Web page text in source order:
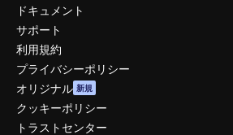
ドキュメント
サポート
利用規約
プライバシーポリシー
オリジナル 新規
クッキーポリシー
トラストセンター